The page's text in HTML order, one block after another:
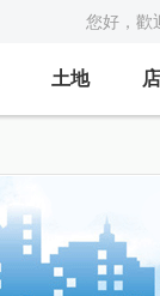
您好，歡
土地